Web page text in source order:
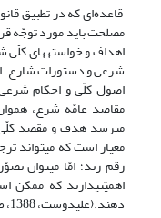
قاعده‌ای که در تطبیق
مصلحت باید مورد توجّه
اهداف و خواسته‏های کلّی
شرعی و دستورات شارع.
اصول کلّی و احکام
مقاصد عامّه شرع،
می‏رسد هدف و مقصد
معیار است که می‏تواند
رقم زند؛ امّا می‏توان
اهمیّتی‏دارند که ممکن
دهند.(علیدوست، 1388، ص445 ؛ صرامی، 1383، ص98)